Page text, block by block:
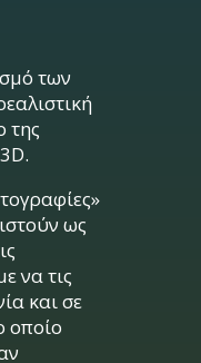
των
της
ως
να τις
και σε
οποίο